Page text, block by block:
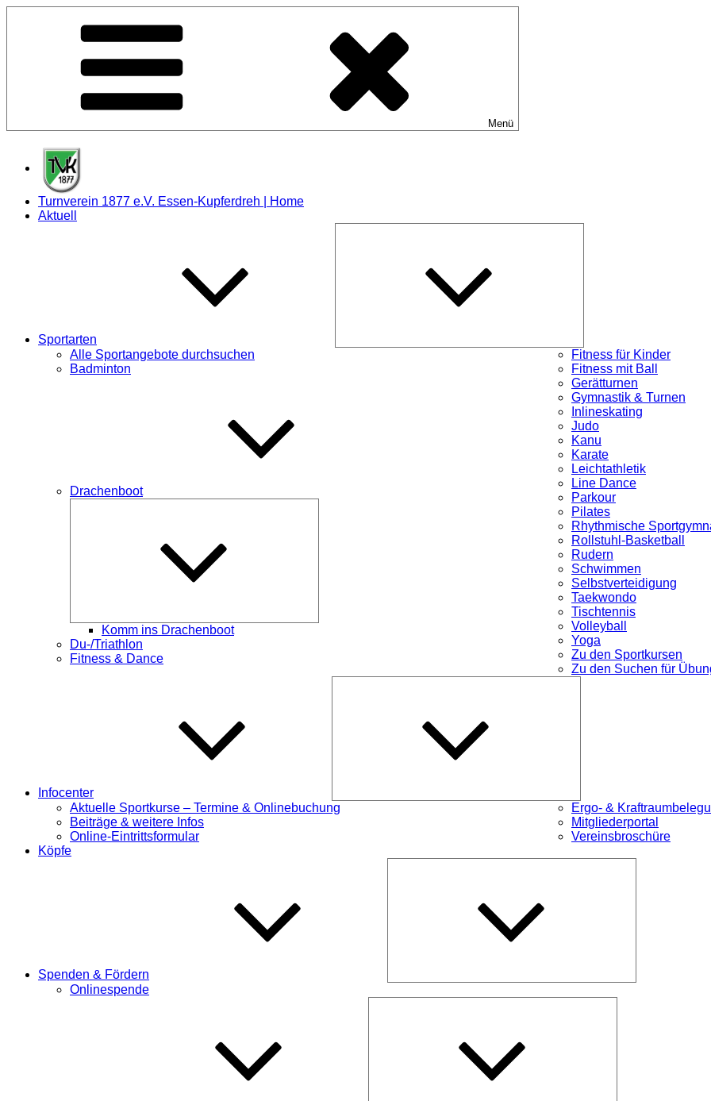
Menü
Turnverein 1877 e.V. Essen-Kupferdreh | Home
Aktuell
Sportarten
Alle Sportangebote durchsuchen
Badminton
Drachenboot
Komm ins Drachenboot
Du-/Triathlon
Fitness & Dance
Fitness für Kinder
Fitness mit Ball
Gerätturnen
Gymnastik & Turnen
Inlineskating
Judo
Kanu
Karate
Leichtathletik
Line Dance
Parkour
Pilates
Rhythmische
Rollstuhl-Basketball
Rudern
Schwimmen
Selbstverteidigung
Taekwondo
Tischtennis
Volleyball
Yoga
Zu den Sportkursen
Zu den Suchen für
Infocenter
Aktuelle Sportkurse – Termine & Onlinebuchung
Beiträge & weitere Infos
Online-Eintrittsformular
Ergo- &
Mitgliederportal
Vereinsbroschüre
Köpfe
Spenden & Fördern
Onlinespende